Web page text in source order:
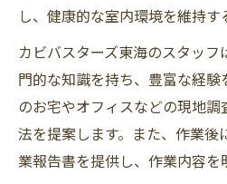
し、健康的な室内環境を維持す
カビバスターズ東海のスタッ
門的な知識を持ち、豊富な経験
のお宅やオフィスなどの現地
法を提案します。また、作業
業報告書を提供し、作業内容を